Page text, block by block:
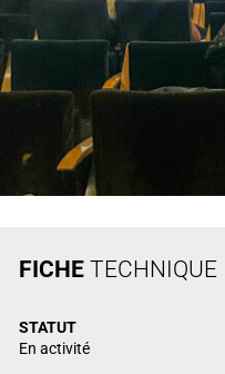
FICHE TECHNIQUE
STATUT
En activité